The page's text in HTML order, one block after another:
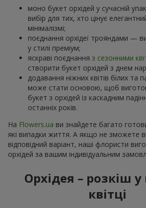
моно букет орхідей у сучасній
вибір для тих, хто цінує
мінімалізмі;
поєднання орхідеї трояндами —
у стилі преміум;
яскраві поєднання з сезонними
створити букет орхідей з днем
додавання ніжних квітів білих та
може стати основою, щоб
букет з орхідей із каскадним
останніх років.
На Flowers.ua ви знайдете багато
які випадки життя. А якщо не зможете
відповідний варіант, наші флористи
орхідей за вашим індивідуальним
Орхідея – розкіш
квітці